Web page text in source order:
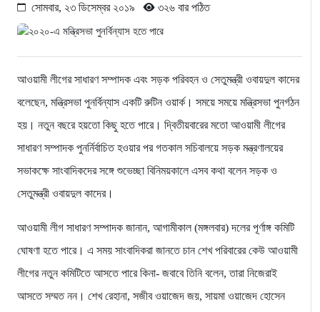
সোমবার, ২৩ ডিসেম্বর ২০১৯ ৩২৬ বার পঠিত
আওয়ামী লীগের সাধারণ সম্পাদক এবং সড়ক পরিবহন ও সেতুমন্ত্রী ওবায়দুল কাদের
বলেছেন, মন্ত্রিসভা পুনর্বিন্যাস একটি রুটিন ওয়ার্ক। সময়ে সময়ে মন্ত্রিসভা পুনর্গঠন
হয়। নতুন বছরে হয়তো কিছু হতে পারে। দ্বিতীয়বারের মতো আওয়ামী লীগের
সাধারণ সম্পাদক পুনর্নির্বাচিত হওয়ার পর গতকাল সচিবালয়ে সড়ক মন্ত্রণালয়ের
সভাকক্ষে সাংবাদিকদের সঙ্গে শুভেচ্ছা বিনিময়কালে এসব কথা বলেন সড়ক ও
সেতুমন্ত্রী ওবায়দুল কাদের।
আওয়ামী লীগ সাধারণ সম্পাদক জানান, আগামীকাল (মঙ্গলবার) দলের পূর্ণাঙ্গ কমিটি
ঘোষণা হতে পারে। এ সময় সাংবাদিকরা জানতে চান শেখ পরিবারের কেউ আওয়ামী
লীগের নতুন কমিটিতে আসতে পারে কিনা- জবাবে তিনি বলেন, তারা নিজেরাই
আসতে সম্মত নন। শেখ রেহানা, সজীব ওয়াজেদ জয়, সায়মা ওয়াজেদ হোসেন